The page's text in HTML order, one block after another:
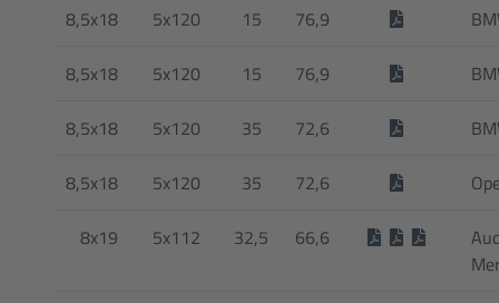
8,5x18 5x120 15 76,9
8,5x18 5x120 15 76,9
8,5x18 5x120 35 72,6
8,5x18 5x120 35 72,6
8x19 5x112 32,5 66,6